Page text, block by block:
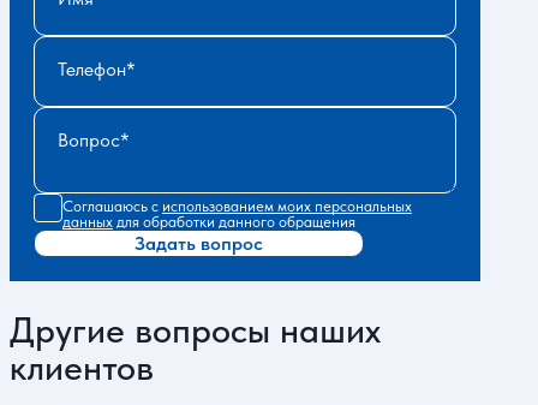
Телефон
Вопрос
Соглашаюсь с использованием моих персональных
данных для обработки данного обращения
Задать вопрос
Другие вопросы наших
клиентов